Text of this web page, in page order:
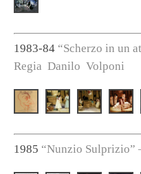
1983-84 “Scherzo in un
Regia Danilo Volponi
1985 “Nunzio Sulprizio”